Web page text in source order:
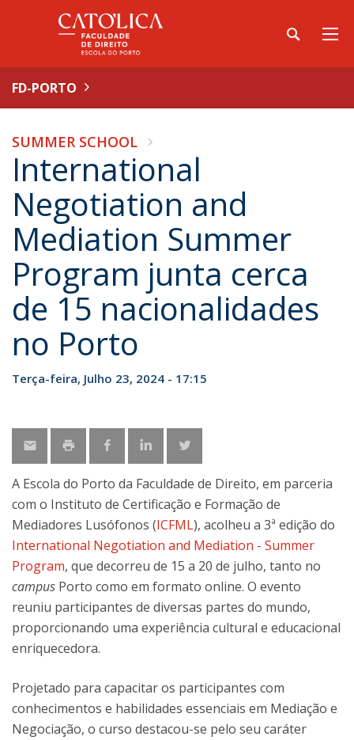
FD-PORTO
SUMMER SCHOOL
International
Negotiation and
Mediation Summer
Program junta cerca
de 15 nacionalidades
no Porto
Terça-feira, Julho 23, 2024 - 17:15
A Escola do Porto da Faculdade de Direito, em parceria
com o Instituto de Certificação e Formação de
Mediadores Lusófonos (ICFML), acolheu a 3ª edição do
International Negotiation and Mediation - Summer
Program, que decorreu de 15 a 20 de julho, tanto no
campus Porto como em formato online. O evento
reuniu participantes de diversas partes do mundo,
proporcionando uma experiência cultural e educacional
enriquecedora.
Projetado para capacitar os participantes com
conhecimentos e habilidades essenciais em Mediação e
Negociação, o curso destacou-se pelo seu caráter